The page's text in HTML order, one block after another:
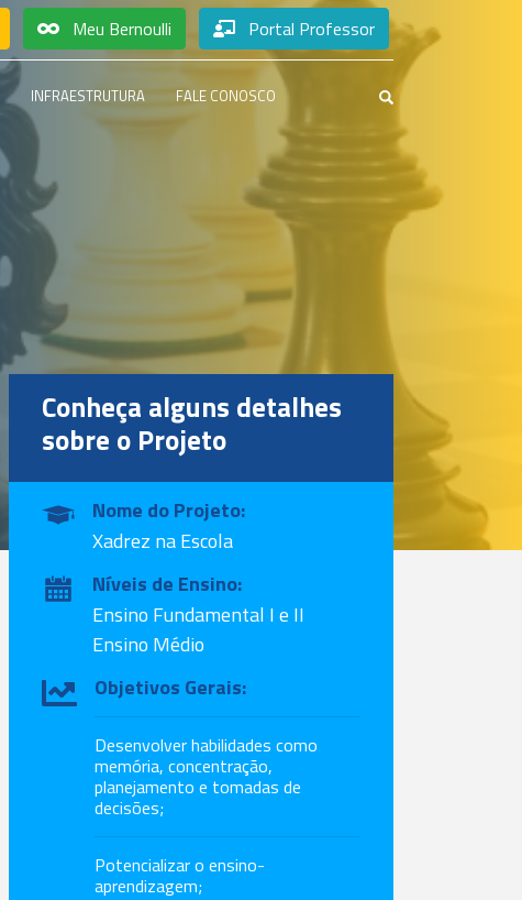
Meu Bernoulli Portal Professor
INFRAESTRUTURA FALE CONOSCO
Conheça alguns detalhes
sobre o Projeto
Nome do Projeto:
Xadrez na Escola
Níveis de Ensino:
Ensino Fundamental I e II
Ensino Médio
Objetivos Gerais:
Desenvolver habilidades como
memória, concentração,
planejamento e tomadas de
decisões;
Potencializar o ensino-
aprendizagem;